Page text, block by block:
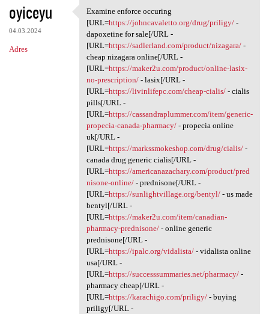
oyiceyu
04.03.2024
Adres
Examine enforce occuring [URL
Examine enforce occuring
[URL=https://johncavaletto.org/drug/priligy/-
dapoxetine for sale[/URL -
[URL=https://sadlerland.com/product/nizagara/-
cheap nizagara online[/URL -
[URL=https://maker2u.com/product/online-lasix-
no-prescription/- lasix[/URL -
[URL=https://livinlifepc.com/cheap-cialis/- cialis
pills[/URL -
[URL=https://cassandraplummer.com/item/generic-
propecia-canada-pharmacy/- propecia online
uk[/URL -
[URL=https://markssmokeshop.com/drug/cialis/-
canada drug generic cialis[/URL -
[URL=https://americanazachary.com/product/pred
nisone-online/- prednisone[/URL -
[URL=https://sunlightvillage.org/bentyl/- us made
bentyl[/URL -
[URL=https://maker2u.com/item/canadian-
pharmacy-prednisone/- online generic
prednisone[/URL -
[URL=https://ipalc.org/vidalista/- vidalista online
usa[/URL -
[URL=https://successsummaries.net/pharmacy/-
pharmacy cheap[/URL -
[URL=https://karachigo.com/priligy/- buying
priligy[/URL -